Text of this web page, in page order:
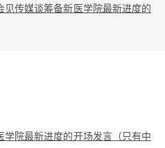
传媒谈筹备新医学院最新进度的
院最新进度的开场发言（只有中